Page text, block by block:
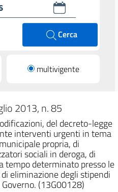
Cerca
multivigente
2013, n. 85
del decreto-legge
interventi urgenti in tema
propria, di
sociali in deroga, di
tempo determinato presso le
eliminazione degli stipendi
(13G00128)